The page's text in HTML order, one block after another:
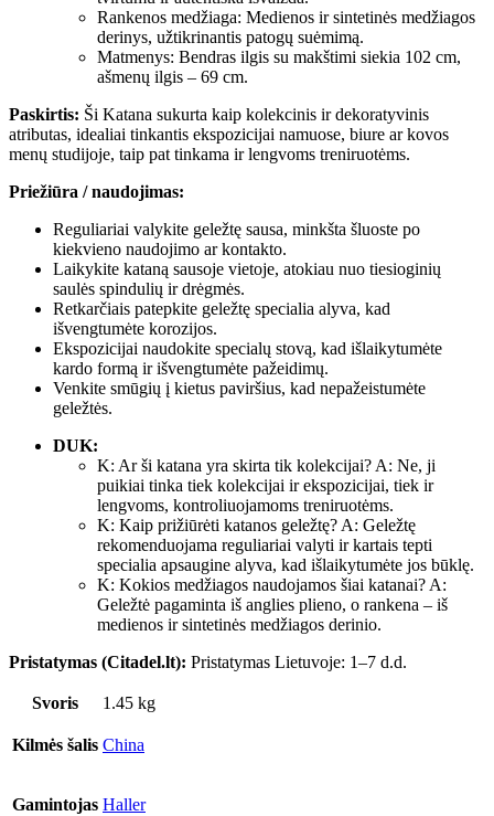
Rankenos medžiaga: Medienos ir sintetinės medžiagos
derinys, užtikrinantis patogų suėmimą.
Matmenys: Bendras ilgis su makštimi siekia 102 cm,
ašmenų ilgis – 69 cm.
Paskirtis: Ši Katana sukurta kaip kolekcinis ir dekoratyvinis
atributas, idealiai tinkantis ekspozicijai namuose, biure ar kovos
menų studijoje, taip pat tinkama ir lengvoms treniruotėms.
Priežiūra / naudojimas:
Reguliariai valykite geležtę sausa, minkšta šluoste po
kiekvieno naudojimo ar kontakto.
Laikykite kataną sausoje vietoje, atokiau nuo tiesioginių
saulės spindulių ir drėgmės.
Retkarčiais patepkite geležtę specialia alyva, kad
išvengtumėte korozijos.
Ekspozicijai naudokite specialų stovą, kad išlaikytumėte
kardo formą ir išvengtumėte pažeidimų.
Venkite smūgių į kietus paviršius, kad nepažeistumėte
geležtės.
DUK:
K: Ar ši katana yra skirta tik kolekcijai? A: Ne, ji
puikiai tinka tiek kolekcijai ir ekspozicijai, tiek ir
lengvoms, kontroliuojamoms treniruotėms.
K: Kaip prižiūrėti katanos geležtę? A: Geležtę
rekomenduojama reguliariai valyti ir kartais tepti
specialia apsaugine alyva, kad išlaikytumėte jos būklę.
K: Kokios medžiagos naudojamos šiai katanai? A:
Geležtė pagaminta iš anglies plieno, o rankena – iš
medienos ir sintetinės medžiagos derinio.
Pristatymas (Citadel.lt): Pristatymas Lietuvoje: 1–7 d.d.
Svoris 1.45 kg
Kilmės šalis China
Gamintojas Haller